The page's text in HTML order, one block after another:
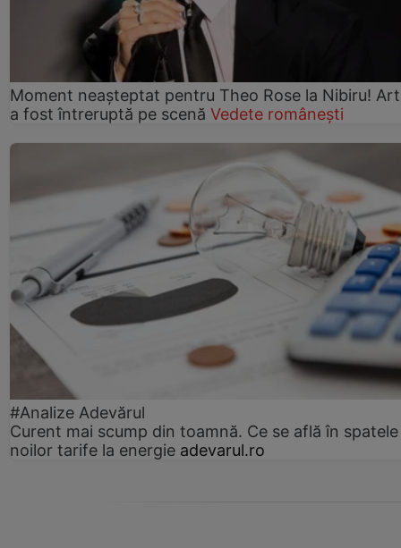
Moment neașteptat pentru Theo Rose la Nibiru!
a fost întreruptă pe scenă Vedete românești
#Analize Adevărul
Curent mai scump din toamnă. Ce se află în spatele
noilor tarife la energie adevarul.ro